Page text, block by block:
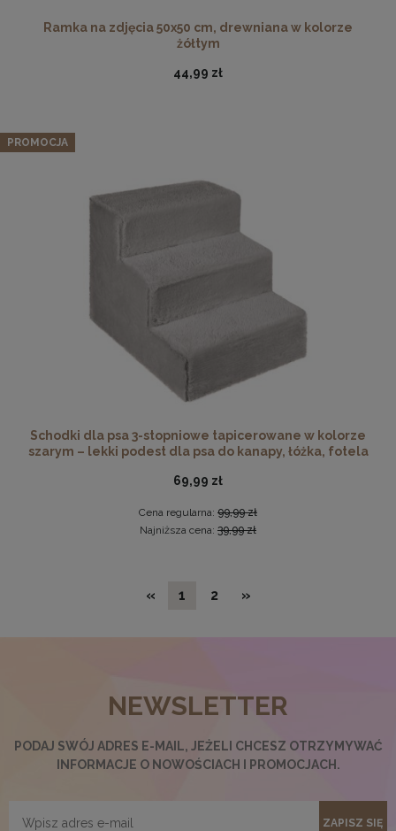
Ramka na zdjęcia 48 x 68 cm czarna, z naturalnego
DO KOSZYKA
Podkładka korkowa z nadrukiem, reprodukcja w
rozmiarze 30x40 cm- Jesień
15,99 zł
Ramka na zdjęcia 50x50 cm, drewniana w kolorze
żółtym
44,99 zł
Schodki dla psa 3-stopniowe tapicerowane w kolorze
szarym – lekki podest dla psa do kanapy, łóżka, fotela
69,99 zł
Cena regularna: 99,99 zł
Najniższa cena: 39,99 zł
PROMOCJA
« 1 2 »
NEWSLETTER
PODAJ SWÓJ ADRES E-MAIL, JEŻELI CHCESZ OTRZYMYWAĆ
INFORMACJE O NOWOŚCIACH I PROMOCJACH.
ZAPISZ SIĘ